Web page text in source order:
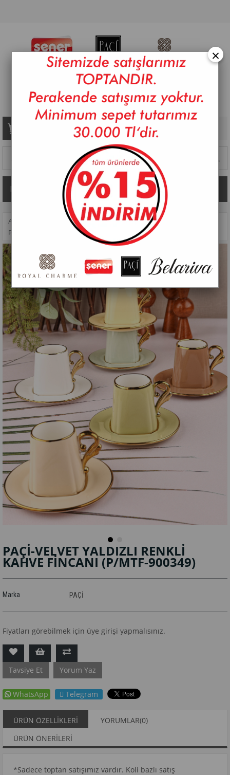
Sepetim 0 Ürün
ANASAYFA > KAHVE FINCAN TAKIMLARI>
PAÇİ-VELVET YALDIZLI RENKLİ KAHVE FİNCANI
PAÇİ-VELVET YALDIZLI RENKLİ
KAHVE FİNCANI (P/MTF-900349)
Marka PAÇİ
Fiyatları görebilmek için üye girişi yapmalısınız.
Tavsiye Et Yorum Yaz
WhatsApp Telegram
ÜRÜN ÖZELLIKLERI YORUMLAR(0)
ÜRÜN ÖNERILERI
*Sadece toptan satışımız vardır. Koli bazlı satış
×